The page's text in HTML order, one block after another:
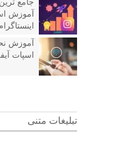
جامع
آموزش
آموزش
اسپات
تبلیغات متنی